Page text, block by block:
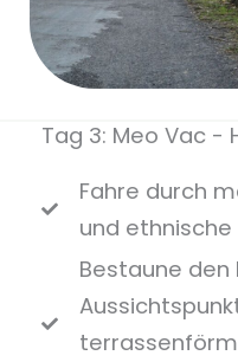
Tag 3: Meo Vac -
Fahre durch
und ethnische
Bestaune